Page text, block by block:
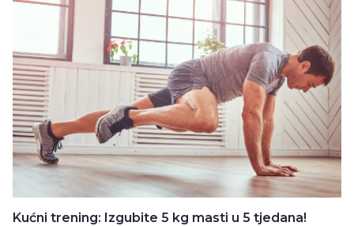
Kućni trening: Izgubite 5 kg masti u 5 tjedana!